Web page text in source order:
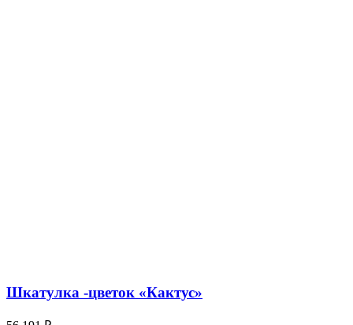
Шкатулка -цветок «Кактус»